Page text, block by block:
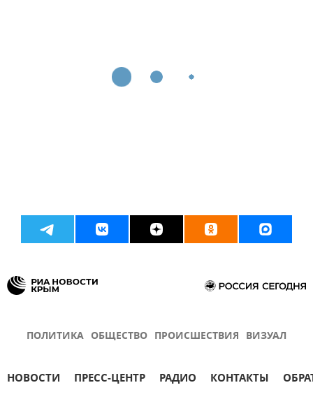
ПОЛИТИКА ОБЩЕСТВО ПРОИСШЕСТВИЯ ВИЗУАЛ
НОВОСТИ ПРЕСС-ЦЕНТР РАДИО КОНТАКТЫ